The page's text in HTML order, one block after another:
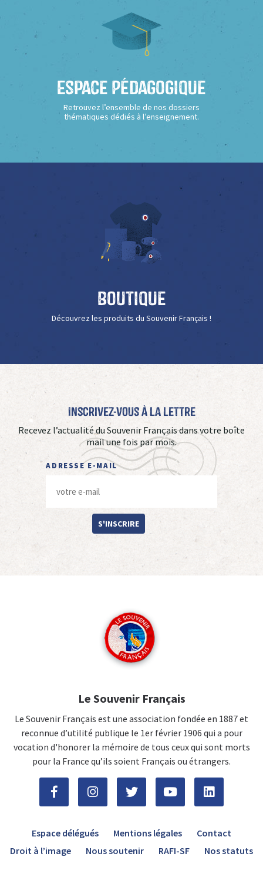
Espace Pédagogique
Retrouvez l’ensemble de nos dossiers
thématiques dédiés à l’enseignement.
Boutique
Découvrez les produits du Souvenir Français !
Inscrivez-vous à La Lettre
Recevez l’actualité du Souvenir Français dans votre boîte
mail une fois par mois.
ADRESSE E-MAIL
S'INSCRIRE
Le Souvenir Français
Le Souvenir Français est une association fondée en 1887 et
reconnue d’utilité publique le 1er février 1906 qui a pour
vocation d'honorer la mémoire de tous ceux qui sont morts
pour la France qu’ils soient Français ou étrangers.
Espace délégués Mentions légales
Contact
Droit à l’image
Nous soutenir RAFI-SF Nos statuts